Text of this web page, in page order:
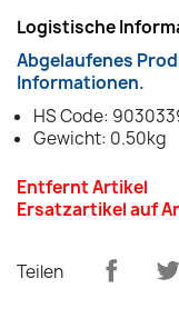
Logistische
Abgelaufenes
Informationen.
HS Code:
Gewicht: 0.50kg
Entfernt Artikel
Ersatzartikel auf
Teilen